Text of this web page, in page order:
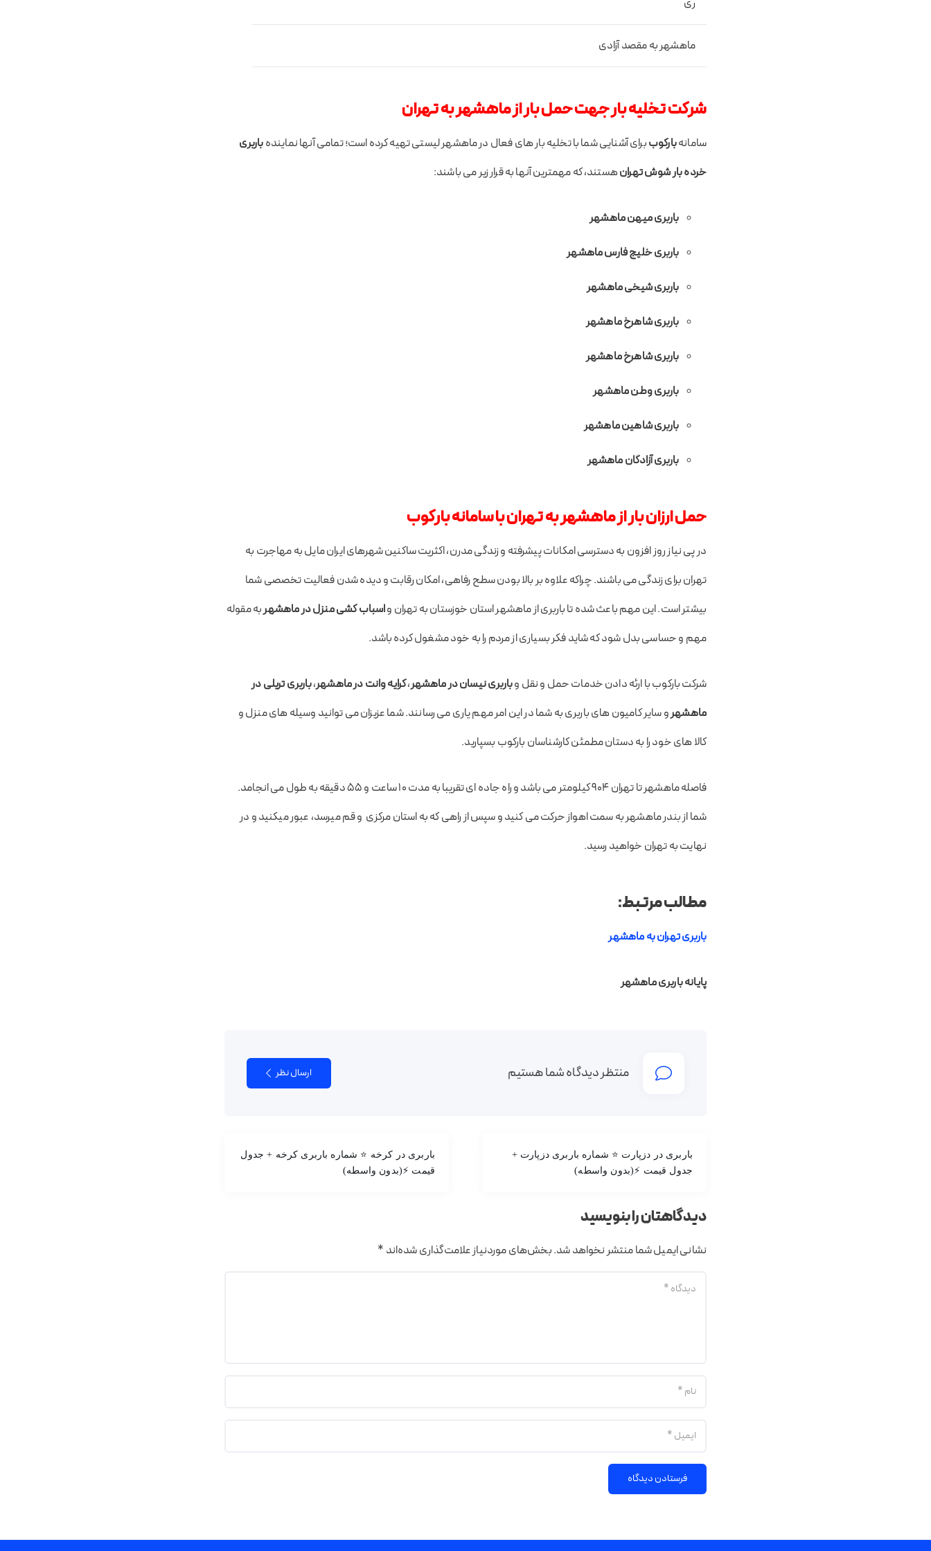
ری
ماهشهر به مقصد آزادی
شرکت تخلیه بار جهت حمل بار از ماهشهر به تهران
سامانهبارکوببرای آشنایی شما با تخلیه بار های فعال در ماهشهر لیستی تهیه کرده است؛ تمامی آنها نمایندهباربری
خرده بار شوش تهرانهستند، که مهمترین آنها به قرار زیر می باشند:
باربری میهن ماهشهر
باربری خلیج فارس ماهشهر
باربری شیخی ماهشهر
باربری شاهرخ ماهشهر
باربری شاهرخ ماهشهر
باربری وطن ماهشهر
باربری شاهین ماهشهر
باربری آزادگان ماهشهر
حمل ارزان بار از ماهشهر به تهران با سامانه بارکوب
در پی نیاز روز افزون به دسترسی امکانات پیشرفته و زندگی مدرن، اکثریت ساکنین شهرهای ایران مایل به مهاجرت به
تهران برای زندگی می باشند. چراکه علاوه بر بالا بودن سطح رفاهی، امکان رقابت و دیده شدن فعالیت تخصصی شما
بیشتر است. این مهم باعث شده تا باربری از ماهشهر استان خوزستان به تهران واسباب کشی منزل در ماهشهربه مقوله
مهم و حساسی بدل شود که شاید فکر بسیاری از مردم را به خود مشغول کرده باشد.
شرکت بارکوب با ارئه دادن خدمات حمل و نقل وباربری نیسان در ماهشهر،کرایه وانت در ماهشهر،باربری تریلی در
ماهشهرو سایر کامیون های باربری به شما در این امر مهم یاری می رسانند. شما عزیزان می توانید وسیله های منزل و
کالا های خود را به دستان مطمئن کارشناسان بارکوب بسپارید.
فاصله ماهشهر تا تهران ۹۰۴ کیلومتر می باشد و راه جاده ای تقریبا به مدت ۱۰ ساعت و ۵۵ دقیقه به طول می انجامد.
شما از بندر ماهشهر به سمت اهواز حرکت می کنید و سپس از راهی که به استان مرکزی و قم میرسد، عبور میکنید و در
نهایت به تهران خواهید رسید.
مطالب مرتبط:
باربری تهران به ماهشهر
پایانه باربری ماهشهر
منتظر دیدگاه شما هستیم ارسال نظر
باربری در دزپارت ⭐ شماره باربری دزپارت +
جدول قیمت ⚡(بدون واسطه)
باربری در کرخه ⭐ شماره باربری کرخه + جدول
قیمت ⚡(بدون واسطه)
دیدگاهتان را بنویسید
نشانی ایمیل شما منتشر نخواهد شد.بخش‌های موردنیاز علامت‌گذاری شده‌اند *
فرستادن دیدگاه